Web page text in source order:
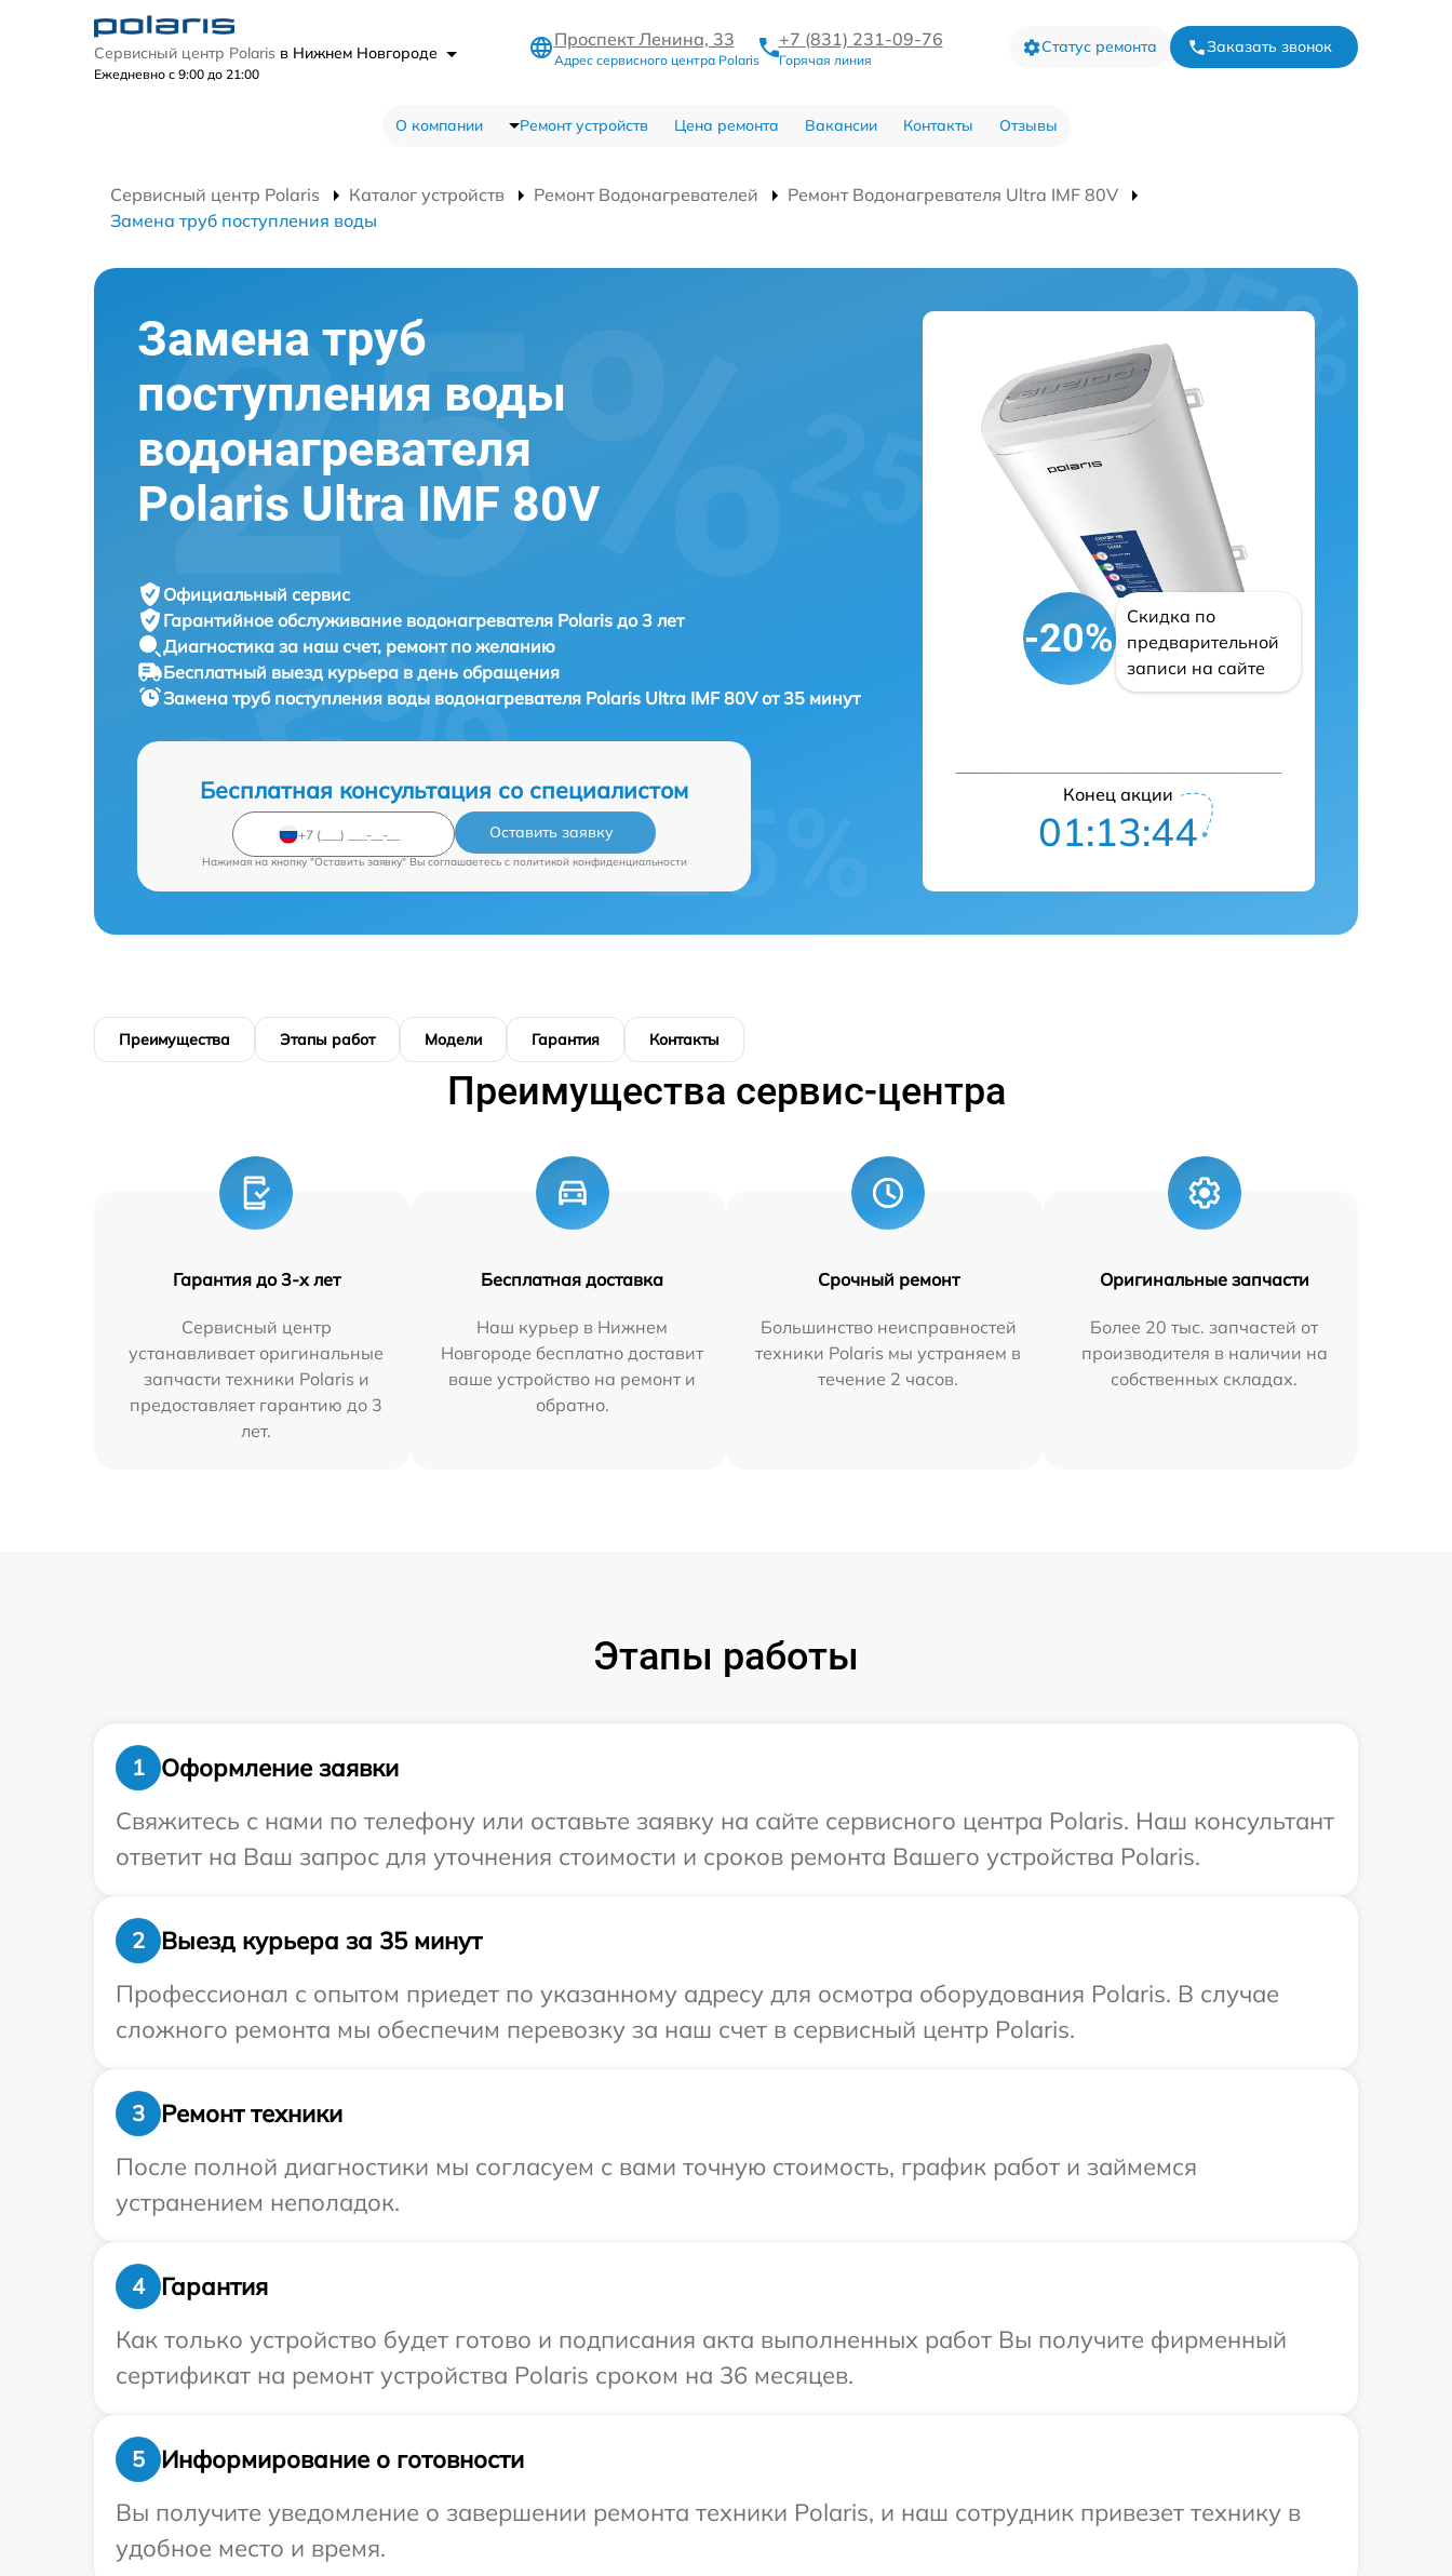
Сервисный центр Polaris в Нижнем Новгороде
Ежедневно с 9:00 до 21:00
Проспект Ленина, 33
Адрес сервисного центра Polaris
+7 (831) 231-09-76
Горячая линия
Статус ремонта Заказать звонок
О компании Ремонт устройств Цена ремонта Вакансии Контакты Отзывы
Сервисный центр Polaris Каталог устройств Ремонт Водонагревателей
Ремонт Водонагревателя Ultra IMF 80V
Замена труб поступления воды
Замена труб
поступления воды
водонагревателя
Polaris Ultra IMF 80V
Официальный сервис
Гарантийное обслуживание водонагревателя Polaris до 3 лет
Диагностика за наш счет, ремонт по желанию
Бесплатный выезд курьера в день обращения
Замена труб поступления воды водонагревателя Polaris Ultra IMF 80V от 35 минут
Бесплатная консультация со специалистом
Оставить заявку
Нажимая на кнопку "Оставить заявку" Вы соглашаетесь c политикой конфиденциальности
-20%
Скидка по
предварительной
записи на сайте
Конец акции
01:13:43
Преимущества Этапы работ Модели Гарантия Контакты
Преимущества сервис-центра
Гарантия до 3-х лет
Сервисный центр
устанавливает оригинальные
запчасти техники Polaris и
предоставляет гарантию до 3
лет.
Бесплатная доставка
Наш курьер в Нижнем
Новгороде бесплатно доставит
ваше устройство на ремонт и
обратно.
Срочный ремонт
Большинство неисправностей
техники Polaris мы устраняем в
течение 2 часов.
Оригинальные запчасти
Более 20 тыс. запчастей от
производителя в наличии на
собственных складах.
Этапы работы
1
Оформление заявки
Свяжитесь с нами по телефону или оставьте заявку на сайте сервисного центра Polaris. Наш консультант
ответит на Ваш запрос для уточнения стоимости и сроков ремонта Вашего устройства Polaris.
2
Выезд курьера за 35 минут
Профессионал с опытом приедет по указанному адресу для осмотра оборудования Polaris. В случае
сложного ремонта мы обеспечим перевозку за наш счет в сервисный центр Polaris.
3
Ремонт техники
После полной диагностики мы согласуем с вами точную стоимость, график работ и займемся
устранением неполадок.
4
Гарантия
Как только устройство будет готово и подписания акта выполненных работ Вы получите фирменный
сертификат на ремонт устройства Polaris сроком на 36 месяцев.
5
Информирование о готовности
Вы получите уведомление о завершении ремонта техники Polaris, и наш сотрудник привезет технику в
удобное место и время.